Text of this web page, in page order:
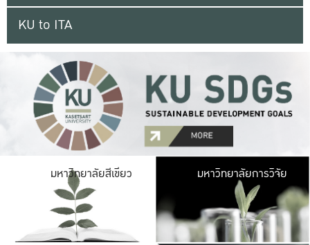
KU to ITA
มหาวิทยาลัยสีเขียว มหาวิ
มีพื้นที่เขียวสดใส
เป็นป่าในเมือง เกษต
มหาวิทยาลัยการวิจัย